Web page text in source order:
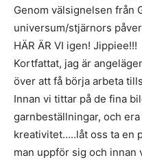
Genom välsignelsen från
universum/stjärnors
HÄR ÄR VI igen! Jippiee!!!
Kortfattat, jag är
över att få börja arbeta
Innan vi tittar på de fina
garnbeställningar, och
kreativitet…..låt oss ta en
man uppför sig och